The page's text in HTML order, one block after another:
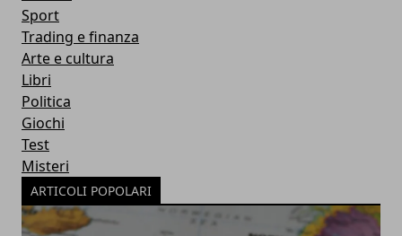
Sport
Trading e finanza
Arte e cultura
Libri
Politica
Giochi
Test
Misteri
ARTICOLI POPOLARI